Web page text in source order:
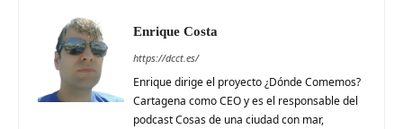
Enrique Costa
https://dcct.es/
Enrique dirige el proyecto ¿Dónde Comemos?
Cartagena como CEO y es el responsable del
podcast Cosas de una ciudad con mar,